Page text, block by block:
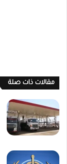
مقالات ذات صلة